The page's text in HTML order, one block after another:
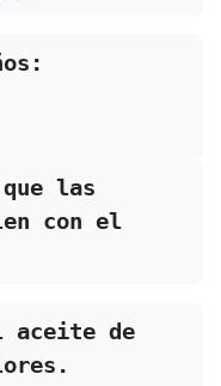
las
con el
aceite de